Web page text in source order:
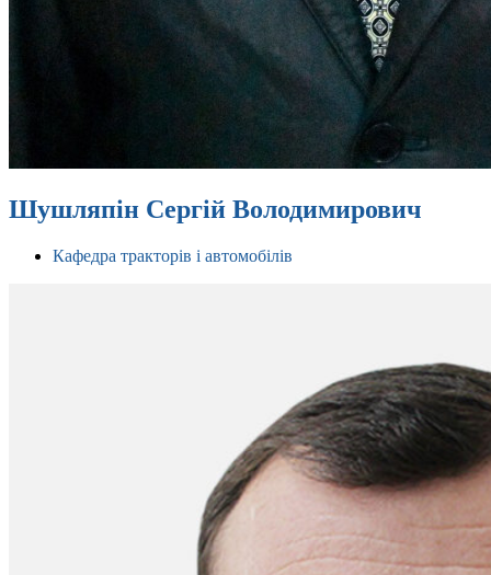
Шушляпін Сергій Володимирович
Кафедра тракторів і автомобілів